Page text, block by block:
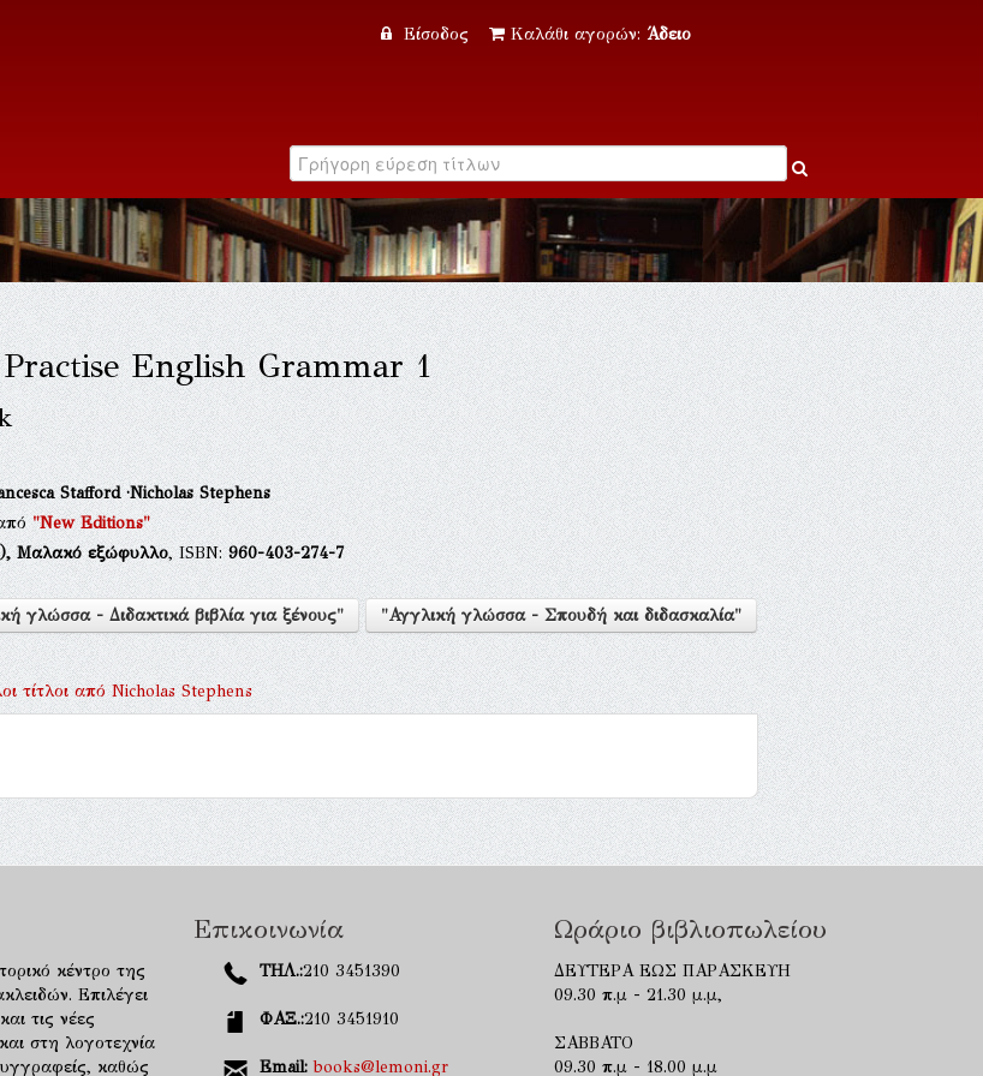
Είσοδος Καλάθι αγορών: Άδειο
English Grammar 1
Stafford·Nicholas Stephens
"New Editions"
Μαλακό εξώφυλλο, ISBN:960-403-274-7
γλώσσα - Διδακτικά βιβλία για ξένους" "Αγγλική γλώσσα - Σπουδή και διδασκαλία"
τίτλοι απόNicholas Stephens
κέντρο της
Επιλέγει
τις νέες
στη λογοτεχνία
καθώς
Επικοινωνία
ΤΗΛ.:210 3451390
ΦΑΞ.:210 3451910
Email: books@lemoni.gr
Ωράριο βιβλιοπωλείου
ΔΕΥΤΕΡΑ ΕΩΣ ΠΑΡΑΣΚΕΥΗ
09.30 π.μ - 21.30 μ.μ,
ΣΑΒΒΑΤΟ
09.30 π.μ - 18.00 μ.μ